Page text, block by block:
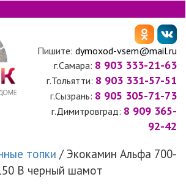
Пишите: dymoxod-vsem@mail.ru
г.Самара: 8 903 333-21-63
г.Тольятти: 8 903 331-57-51
г.Сызрань: 8 905 305-71-73
г.Димитровград: 8 909 365-
92-42
топки / Экокамин Альфа 700-
B черный шамот